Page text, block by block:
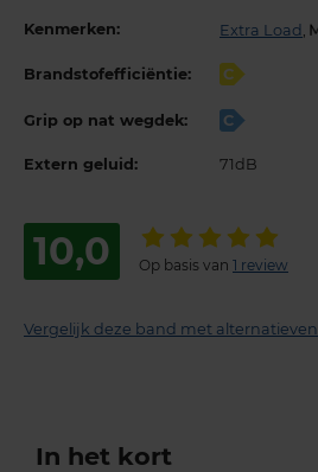
Kenmerken: Extra Load
Brandstofefficiëntie: C
Grip op nat wegdek: C
Extern geluid: 71dB
10,0 Op basis van 1 review
Vergelijk deze band met alternatieven
In het kort